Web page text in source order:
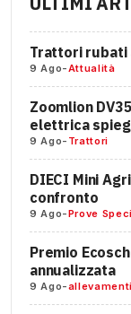
Trattori rubati
9 Ago-Attualità
Zoomlion
elettrica
9 Ago- Trattori
DIECI Mini
confronto
9 Ago-Prove
Premio
annualizzata
9 Ago-allevamenti